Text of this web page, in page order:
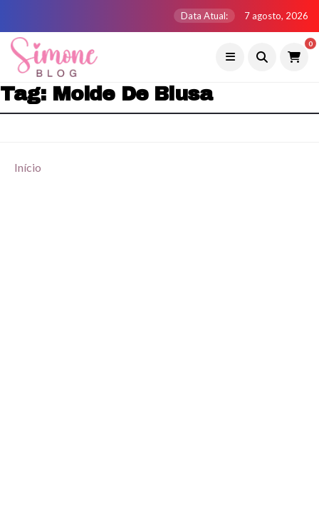
Data Atual: 7 agosto, 2026
0
Tag: Molde De Blusa
Início